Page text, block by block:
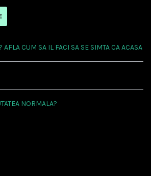
AFLA CUM SA IL FACI SA SE SIMTA CA ACASA
NORMALA?